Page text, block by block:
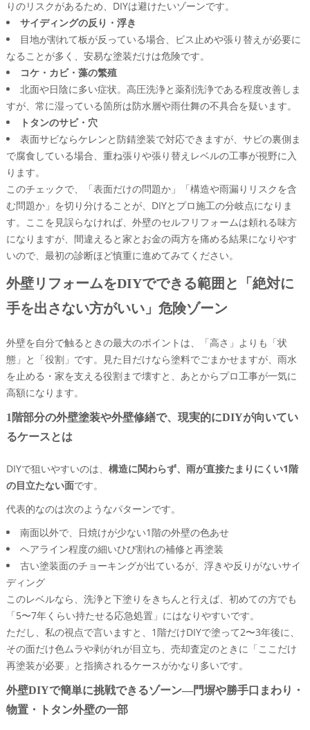
りのリスクがあるため、DIYは避けたいゾーンです。
サイディングの反り・浮き
目地が割れて板が反っている場合、ビス止めや張り替えが必要に
なることが多く、安易な塗装だけは危険です。
コケ・カビ・藻の繁殖
北面や日陰に多い症状。高圧洗浄と薬剤洗浄である程度改善しま
すが、常に湿っている箇所は防水層や雨仕舞の不具合を疑います。
トタンのサビ・穴
表面サビならケレンと防錆塗装で対応できますが、サビの裏側ま
で腐食している場合、重ね張りや張り替えレベルの工事が視野に入
ります。
このチェックで、「表面だけの問題か」「構造や雨漏りリスクを含
む問題か」を切り分けることが、DIYとプロ施工の分岐点になりま
す。ここを見誤らなければ、外壁のセルフリフォームは頼れる味方
になりますが、間違えると家とお金の両方を痛める結果になりやす
いので、最初の診断ほど慎重に進めてみてください。
外壁リフォームをDIYでできる範囲と「絶対に
手を出さない方がいい」危険ゾーン
外壁を自分で触るときの最大のポイントは、「高さ」よりも「状
態」と「役割」です。見た目だけなら塗料でごまかせますが、雨水
を止める・家を支える役割まで壊すと、あとからプロ工事が一気に
高額になります。
1階部分の外壁塗装や外壁修繕で、現実的にDIYが向いてい
るケースとは
DIYで狙いやすいのは、 構造に関わらず、雨が直接たまりにくい1階
の目立たない面です。
代表的なのは次のようなパターンです。
南面以外で、日焼けが少ない1階の外壁の色あせ
ヘアライン程度の細いひび割れの補修と再塗装
古い塗装面のチョーキングが出ているが、浮きや反りがないサイ
ディング
このレベルなら、洗浄と下塗りをきちんと行えば、初めての方でも
「5〜7年くらい持たせる応急処置」にはなりやすいです。
ただし、私の視点で言いますと、1階だけDIYで塗って2〜3年後に、
その面だけ色ムラや剥がれが目立ち、売却査定のときに「ここだけ
再塗装が必要」と指摘されるケースがかなり多いです。
外壁DIYで簡単に挑戦できるゾーン―門塀や勝手口まわり・
物置・トタン外壁の一部